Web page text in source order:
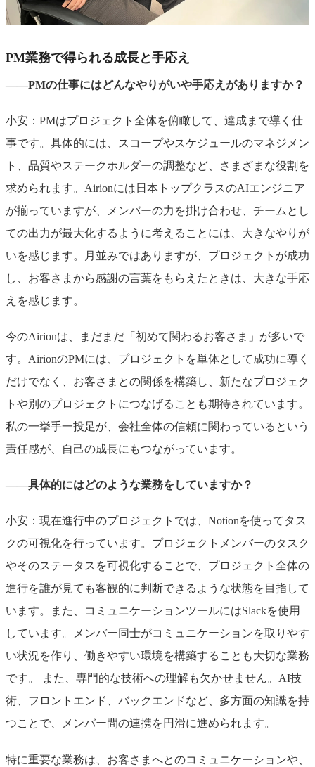
PM業務で得られる成長と手応え
――PMの仕事にはどんなやりがいや手応えがありますか？
小安：PMはプロジェクト全体を俯瞰して、達成まで導く仕
事です。具体的には、スコープやスケジュールのマネジメン
ト、品質やステークホルダーの調整など、さまざまな役割を
求められます。Airionには日本トップクラスのAIエンジニア
が揃っていますが、メンバーの力を掛け合わせ、チームとし
ての出力が最大化するように考えることには、大きなやりが
いを感じます。月並みではありますが、プロジェクトが成功
し、お客さまから感謝の言葉をもらえたときは、大きな手応
えを感じます。
今のAirionは、まだまだ「初めて関わるお客さま」が多いで
す。AirionのPMには、プロジェクトを単体として成功に導く
だけでなく、お客さまとの関係を構築し、新たなプロジェク
トや別のプロジェクトにつなげることも期待されています。
私の一挙手一投足が、会社全体の信頼に関わっているという
責任感が、自己の成長にもつながっています。
――具体的にはどのような業務をしていますか？
小安：現在進行中のプロジェクトでは、Notionを使ってタス
クの可視化を行っています。プロジェクトメンバーのタスク
やそのステータスを可視化することで、プロジェクト全体の
進行を誰が見ても客観的に判断できるような状態を目指して
います。また、コミュニケーションツールにはSlackを使用
しています。メンバー同士がコミュニケーションを取りやす
い状況を作り、働きやすい環境を構築することも大切な業務
です。 また、専門的な技術への理解も欠かせません。AI技
術、フロントエンド、バックエンドなど、多方面の知識を持
つことで、メンバー間の連携を円滑に進められます。
特に重要な業務は、お客さまへとのコミュニケーションや、